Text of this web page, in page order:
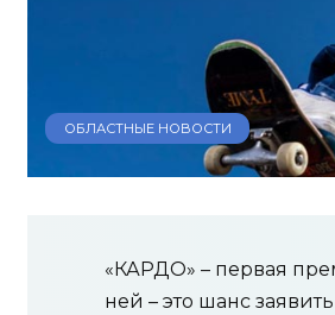
ОБЛАСТНЫЕ НОВОСТИ
«КАРДО» – первая
ней – это шанс